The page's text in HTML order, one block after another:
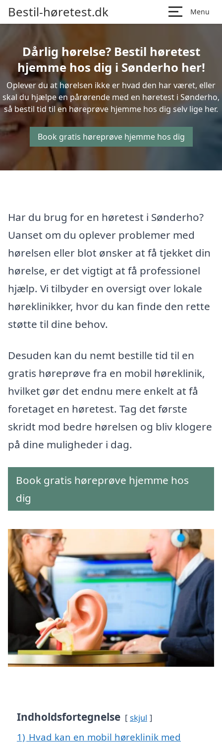
Bestil-høretest.dk Menu
Dårlig hørelse? Bestil høretest
hjemme hos dig i Sønderho her!
Oplever du at hørelsen ikke er hvad den har været, eller
skal du hjælpe en pårørende med en høretest i Sønderho,
så bestil tid til en høreprøve hjemme hos dig selv lige her.
Book gratis høreprøve hjemme hos dig
Har du brug for en høretest i Sønderho?
Uanset om du oplever problemer med
hørelsen eller blot ønsker at få tjekket din
hørelse, er det vigtigt at få professionel
hjælp. Vi tilbyder en oversigt over lokale
høreklinikker, hvor du kan finde den rette
støtte til dine behov.
Desuden kan du nemt bestille tid til en
gratis høreprøve fra en mobil høreklinik,
hvilket gør det endnu mere enkelt at få
foretaget en høretest. Tag det første
skridt mod bedre hørelsen og bliv klogere
på dine muligheder i dag.
Book gratis høreprøve hjemme hos
dig
Indholdsfortegnelse skjul
1) Hvad kan en mobil høreklinik med